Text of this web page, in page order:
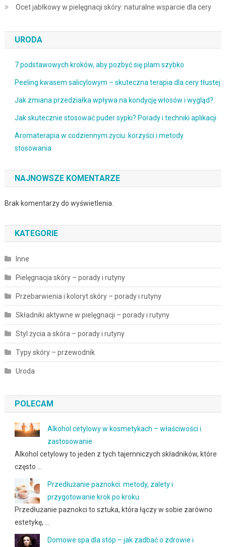
Ocet jabłkowy w pielęgnacji skóry: naturalne wsparcie dla cery
URODA
7 podstawowych kroków, aby pozbyć się plam szybko
Peeling kwasem salicylowym – skuteczna terapia dla cery tłustej
Jak zmiana przedziałka wpływa na kondycję włosów i wygląd?
Jak skutecznie stosować puder sypki? Porady i techniki aplikacji
Aromaterapia w codziennym życiu: korzyści i metody
stosowania
NAJNOWSZE KOMENTARZE
Brak komentarzy do wyświetlenia.
KATEGORIE
Inne
Pielęgnacja skóry – porady i rutyny
Przebarwienia i koloryt skóry – porady i rutyny
Składniki aktywne w pielęgnacji – porady i rutyny
Styl życia a skóra – porady i rutyny
Typy skóry – przewodnik
Uroda
POLECAM
Alkohol cetylowy w kosmetykach – właściwości i
zastosowanie
Alkohol cetylowy to jeden z tych tajemniczych składników, które
często …
Przedłużanie paznokci: metody, zalety i
przygotowanie krok po kroku
Przedłużanie paznokci to sztuka, która łączy w sobie zarówno
estetykę, …
Domowe spa dla stóp – jak zadbać o zdrowie i